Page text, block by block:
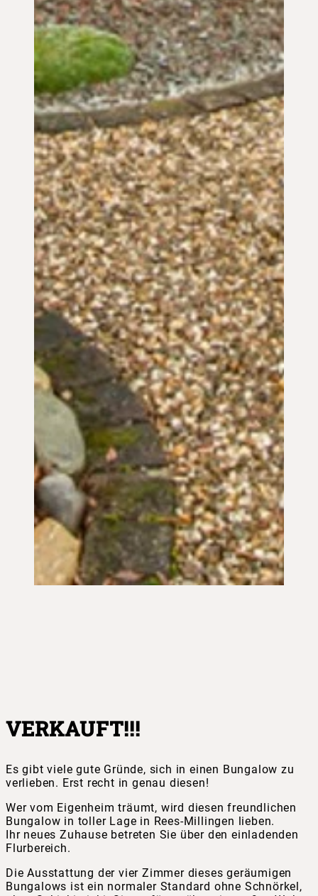
VERKAUFT!!!
Es gibt viele gute Gründe, sich in einen Bungalow zu
verlieben. Erst recht in genau diesen!
Wer vom Eigenheim träumt, wird diesen freundlichen
Bungalow in toller Lage in Rees-Millingen lieben.
Ihr neues Zuhause betreten Sie über den einladenden
Flurbereich.
Die Ausstattung der vier Zimmer dieses geräumigen
Bungalows ist ein normaler Standard ohne Schnörkel,